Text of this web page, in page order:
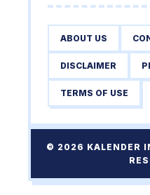
ABOUT US
DISCLAIMER
TERMS OF USE
© 2026 KALENDER